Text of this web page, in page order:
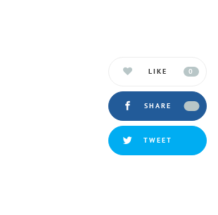
LIKE 0
SHARE
TWEET